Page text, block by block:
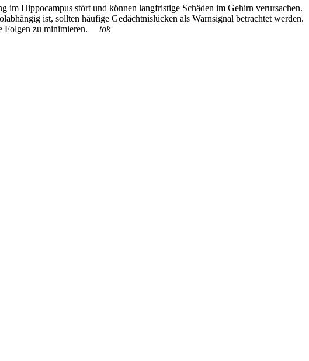
Hippocampus stört und können langfristige Schäden im Gehirn verursachen.
ist, sollten häufige Gedächtnislücken als Warnsignal betrachtet werden.
Folgen zu minimieren. tok